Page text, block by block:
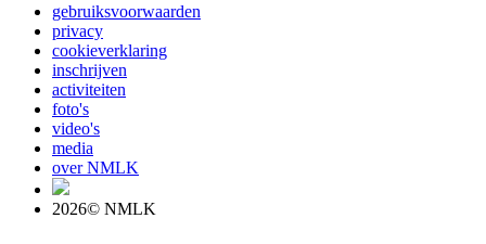
gebruiksvoorwaarden
privacy
cookieverklaring
inschrijven
activiteiten
foto's
video's
media
over NMLK
2026© NMLK